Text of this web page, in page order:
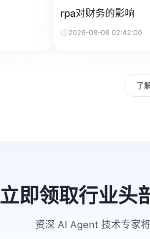
rpa对财务的影响
2026-08-08 02:42:00
了
立即领取行业头
资深 AI Agent 技术专家